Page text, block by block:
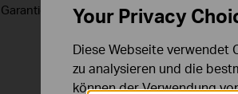
Garantie Your Privacy
Diese Webseite verwendet
zu analysieren und die
können der Verwendung